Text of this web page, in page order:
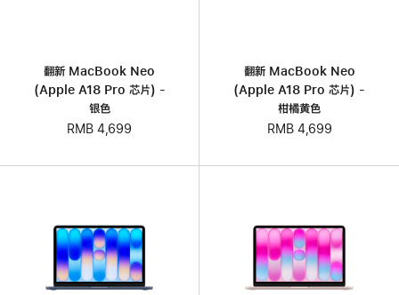
翻新 MacBook Neo
(Apple A18 Pro 芯片) -
银色
RMB 4,699
翻新 MacBook Neo
(Apple A18 Pro 芯片) -
柑橘黄色
RMB 4,699